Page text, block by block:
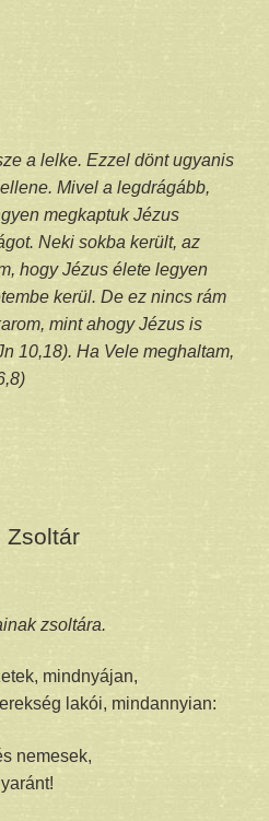
a lelke. Ezzel dönt ugyanis
Mivel a legdrágább,
megkaptuk Jézus
Neki sokba került, az
hogy Jézus élete legyen
kerül. De ez nincs rám
mint ahogy Jézus is
10,18). Ha Vele meghaltam,
Zsoltár
zsoltára.
mindnyájan,
lakói, mindannyian:
nemesek,